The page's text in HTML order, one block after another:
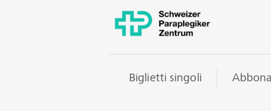
Biglietti singoli